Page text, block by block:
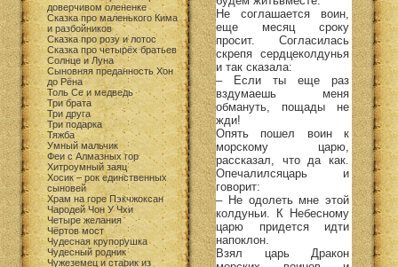
доверчивом олененке
Сказка про маленького Кима
и разбойников
Сказка про розу и лотос
Сказка про четырёх братьев
Солнце и Луна
Сыновняя преданность Хон
до Рёна
Толь Се и медведь
Три брата
Три друга
Три подарка
Тяжба
Умный мальчик
Феи с Алмазных гор
Хитроумный заяц
Хосик – рок единственных
сыновей
Храм на горе Пэкчжоксан
Чародей Чон У Чхи
Четыре желания
Чёртов мост
Чудесная крупорушка
Чудесный родник
Чужеземец и старик из
Не соглашается воин,
еще месяц сроку
просит. Согласилась
скрепя сердцеколдунья
и так сказала:
– Если ты еще раз
вздумаешь меня
обмануть, пощады не
жди!
Опять пошел воин к
морскому царю,
рассказал, что да как.
Опечалилсяцарь и
говорит:
– Не одолеть мне этой
колдуньи. К Небесному
царю придется идти
напоклон.
Взял царь Дракон